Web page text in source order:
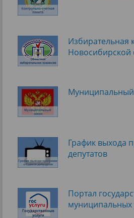
Избирательная
Новосибирской
Муниципальный
График выхода
депутатов
Портал
муниципальных